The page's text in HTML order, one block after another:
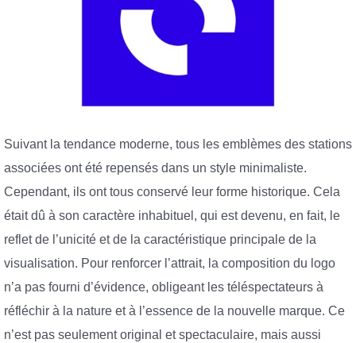
Suivant la tendance moderne, tous les emblèmes des stations
associées ont été repensés dans un style minimaliste.
Cependant, ils ont tous conservé leur forme historique. Cela
était dû à son caractère inhabituel, qui est devenu, en fait, le
reflet de l’unicité et de la caractéristique principale de la
visualisation. Pour renforcer l’attrait, la composition du logo
n’a pas fourni d’évidence, obligeant les téléspectateurs à
réfléchir à la nature et à l’essence de la nouvelle marque. Ce
n’est pas seulement original et spectaculaire, mais aussi